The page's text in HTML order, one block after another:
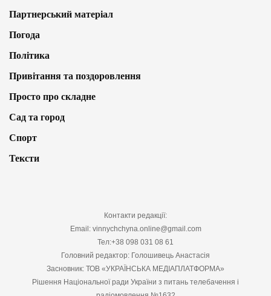
Партнерський матеріал
Погода
Політика
Привітання та поздоровлення
Просто про складне
Сад та город
Спорт
Тексти
Контакти редакції:
Email: vinnychchyna.online@gmail.com
Тел:+38 098 031 08 61
Головний редактор: Голошивець Анастасія
Засновник: ТОВ «УКРАЇНСЬКА МЕДІАПЛАТФОРМА»
Рішення Національної ради України з питань телебачення і